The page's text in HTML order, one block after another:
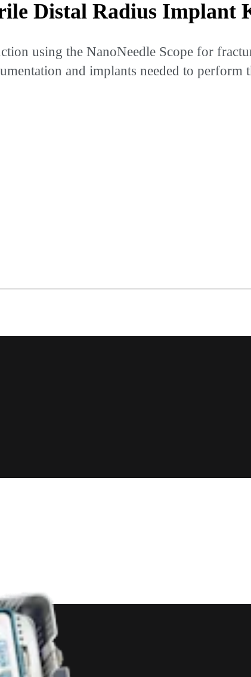
Distal Radius Implant
using the NanoNeedle Scope for
and implants needed to perform